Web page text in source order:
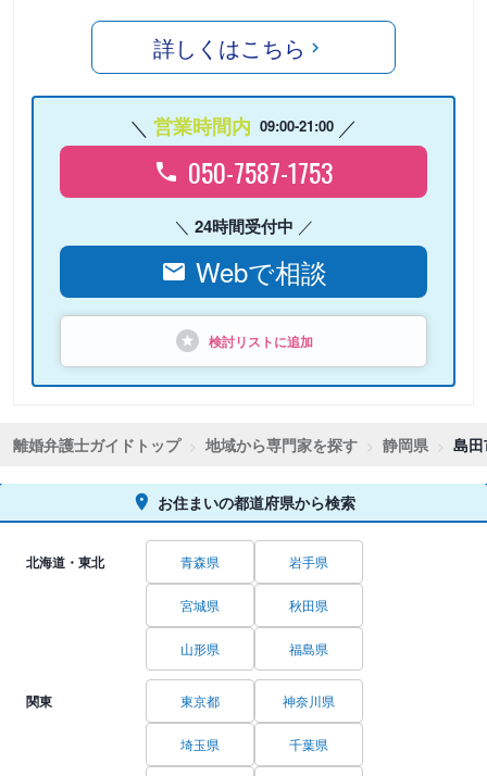
詳しくはこちら
営業時間内 09:00-21:00
050-7587-1753
24時間受付中
Webで相談
検討リストに追加
離婚弁護士ガイドトップ 地域から専門家を探す 静岡県 島
お住まいの都道府県から検索
北海道・東北 青森県 岩手県
宮城県 秋田県
山形県 福島県
関東 東京都 神奈川県
埼玉県 千葉県